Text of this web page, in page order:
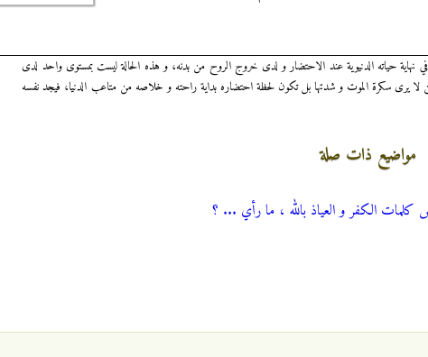
نهاية حياته الدنيوية عند الاحتضار و لدى خروج الروح من بدنه، و هذه الحالة ليست بمستوى واحد لدى
لا يرى سكرة الموت و شدتها بل تكون لحظة احتضاره بداية راحته و خلاصه من متاعب الدنيا، فيجد نفسه
مواضيع ذات صلة
كلمات الكفر و العياذ بالله ، ما رأي ... ؟